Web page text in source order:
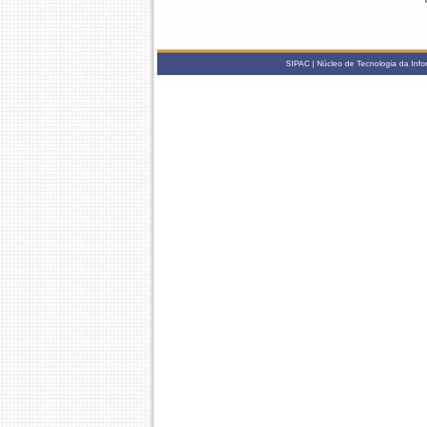
SIPAC | Núcleo de Tecnologia da